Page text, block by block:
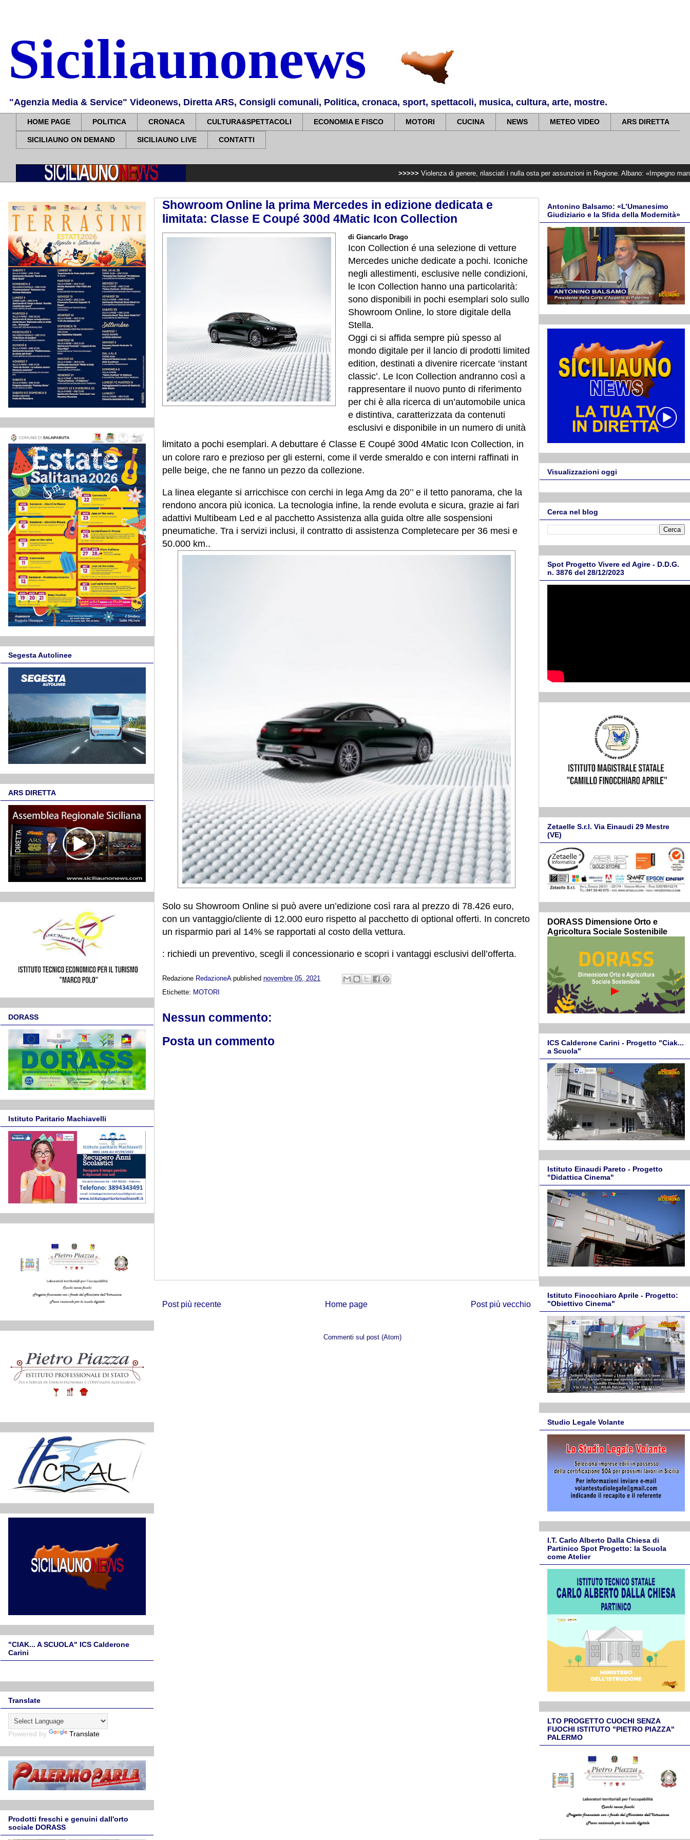
Siciliaunonews
"Agenzia Media & Service" Videonews, Diretta ARS, Consigli comunali, Politica, cronaca, sport, spettacoli, musica, cultura, arte, mostre.
HOME PAGE POLITICA CRONACA CULTURA&SPETTACOLI ECONOMIA E FISCO MOTORI CUCINA NEWS METEO VIDEO ARS DIRETTA
SICILIAUNO ON DEMAND SICILIAUNO LIVE CONTATTI
Violenza di genere, rilasciati i nulla osta per assunzioni in Regione. Albano: «Impegno mantenuto, siamo
Showroom Online la prima Mercedes in edizione dedicata e
limitata: Classe E Coupé 300d 4Matic Icon Collection
di Giancarlo Drago
Icon Collection é una selezione di vetture
Mercedes uniche dedicate a pochi. Iconiche
negli allestimenti, esclusive nelle condizioni,
le Icon Collection hanno una particolarità:
sono disponibili in pochi esemplari solo sullo
Showroom Online, lo store digitale della
Stella.
Oggi ci si affida sempre più spesso al
mondo digitale per il lancio di prodotti limited
edition, destinati a divenire ricercate ‘instant
classic’. Le Icon Collection andranno così a
rappresentare il nuovo punto di riferimento
per chi è alla ricerca di un’automobile unica
e distintiva, caratterizzata da contenuti
esclusivi e disponibile in un numero di unità
limitato a pochi esemplari. A debuttare é Classe E Coupé 300d 4Matic Icon Collection, in
un colore raro e prezioso per gli esterni, come il verde smeraldo e con interni raffinati in
pelle beige, che ne fanno un pezzo da collezione.
La linea elegante si arricchisce con cerchi in lega Amg da 20’’ e il tetto panorama, che la
rendono ancora più iconica. La tecnologia infine, la rende evoluta e sicura, grazie ai fari
adattivi Multibeam Led e al pacchetto Assistenza alla guida oltre alle sospensioni
pneumatiche. Tra i servizi inclusi, il contratto di assistenza Completecare per 36 mesi e
50.000 km..
Solo su Showroom Online si può avere un’edizione così rara al prezzo di 78.426 euro,
con un vantaggio/cliente di 12.000 euro rispetto al pacchetto di optional offerti. In concreto
un risparmio pari al 14% se rapportati al costo della vettura.
: richiedi un preventivo, scegli il concessionario e scopri i vantaggi esclusivi dell’offerta.
Redazione RedazioneA published novembre 05, 2021
Etichette: MOTORI
Nessun commento:
Posta un commento
Post più recente Post più vecchio
Home page
Commenti sul post (Atom)
Segesta Autolinee
ARS DIRETTA
DORASS
Istituto Paritario Machiavelli
"CIAK... A SCUOLA" ICS Calderone
Carini
Translate
Powered by Translate
Prodotti freschi e genuini dall'orto
sociale DORASS
Antonino Balsamo: «L’Umanesimo
Giudiziario e la Sfida della Modernità»
Visualizzazioni oggi
Cerca nel blog
Spot Progetto Vivere ed Agire - D.D.G.
n. 3876 del 28/12/2023
Zetaelle S.r.l. Via Einaudi 29 Mestre
(VE)
DORASS Dimensione Orto e
Agricoltura Sociale Sostenibile
ICS Calderone Carini - Progetto "Ciak...
a Scuola"
Istituto Einaudi Pareto - Progetto
"Didattica Cinema"
Istituto Finocchiaro Aprile - Progetto:
"Obiettivo Cinema"
Studio Legale Volante
I.T. Carlo Alberto Dalla Chiesa di
Partinico Spot Progetto: la Scuola
come Atelier
LTO PROGETTO CUOCHI SENZA
FUOCHI ISTITUTO "PIETRO PIAZZA"
PALERMO